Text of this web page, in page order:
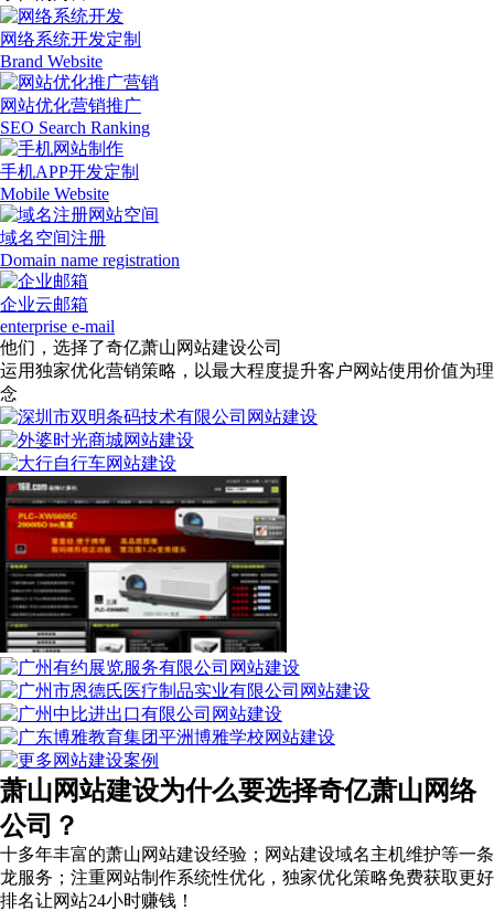
网络系统开发定制
Brand Website
网站优化营销推广
SEO Search Ranking
手机APP开发定制
Mobile Website
域名空间注册
Domain name registration
企业云邮箱
enterprise e-mail
他们，选择了奇亿萧山网站建设公司
运用独家优化营销策略，以最大程度提升客户网站使用价值为理
念
萧山网站建设为什么要选择奇亿萧山网络
公司？
十多年丰富的萧山网站建设经验；网站建设域名主机维护等一条
龙服务 ；注重网站制作系统性优化， 独家优化策略免费获取更好
排名让网站24小时赚钱！